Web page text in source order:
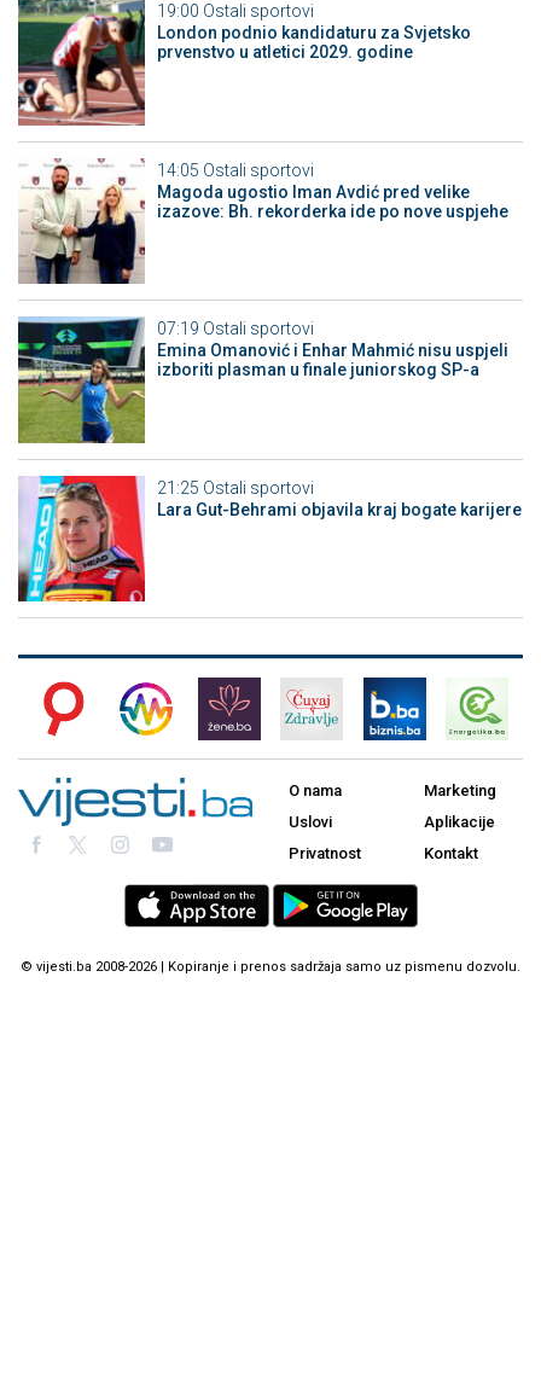
19:00 Ostali sportovi
London podnio kandidaturu za Svjetsko
prvenstvo u atletici 2029. godine
14:05 Ostali sportovi
Magoda ugostio Iman Avdić pred velike
izazove: Bh. rekorderka ide po nove uspjehe
07:19 Ostali sportovi
Emina Omanović i Enhar Mahmić nisu uspjeli
izboriti plasman u finale juniorskog SP-a
21:25 Ostali sportovi
Lara Gut-Behrami objavila kraj bogate karijere
O nama
Uslovi
Privatnost
Marketing
Aplikacije
Kontakt
© vijesti.ba 2008-2026 | Kopiranje i prenos sadržaja samo uz pismenu dozvolu.